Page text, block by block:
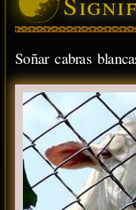
Soñar cabras